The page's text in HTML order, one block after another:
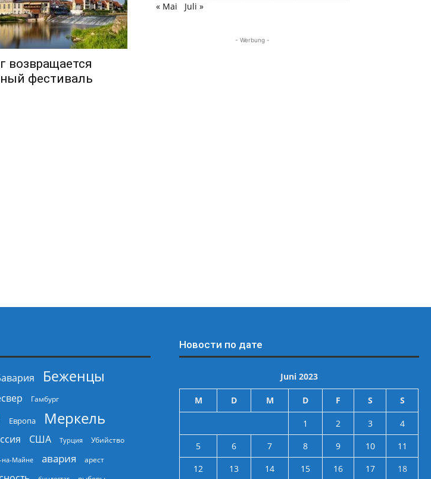
возвращается
фестиваль
« Mai
Juli »
- Werbung -
Беженцы
Гамбург
Европа Меркель
США Турция Убийство
на-Майне авария арест
Новости по дате
Juni 2023
M D M D F S S
1 2 3
4
5
6 7 8 9 10
11
12
13 14 15 16 17 18